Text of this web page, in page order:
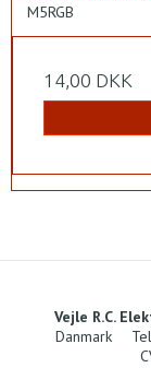
M5RGB
14,00 DKK
Vejle R.C.
Danmark